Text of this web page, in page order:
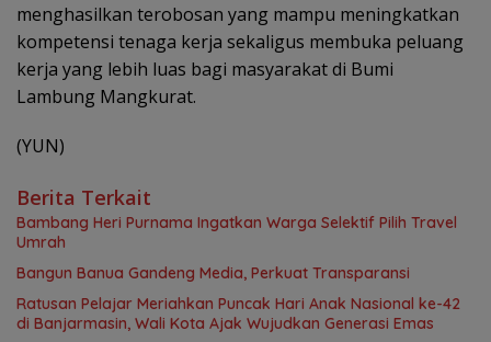
menghasilkan terobosan yang mampu meningkatkan
kompetensi tenaga kerja sekaligus membuka peluang
kerja yang lebih luas bagi masyarakat di Bumi
Lambung Mangkurat.
(YUN)
Berita Terkait
Bambang Heri Purnama Ingatkan Warga Selektif Pilih Travel
Umrah
Bangun Banua Gandeng Media, Perkuat Transparansi
Ratusan Pelajar Meriahkan Puncak Hari Anak Nasional ke-42
di Banjarmasin, Wali Kota Ajak Wujudkan Generasi Emas